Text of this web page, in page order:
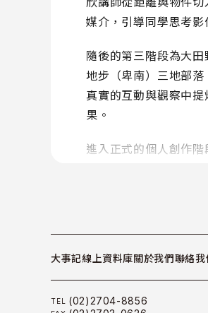
媒介，引導同學思考
隨後的第三階段為大
地步（卑南）三地部
真實的互動與觀察中
果。
進入正式的個人創作
原訂在作品完成後即
品順利受邀參加 2022
見。
大事記線上資料庫關於我們聯絡我
TEL (02)2704-8856